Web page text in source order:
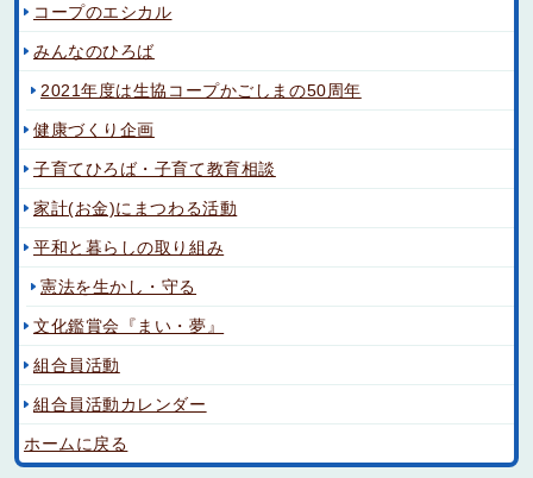
コープのエシカル
みんなのひろば
2021年度は生協コープかごしまの50周年
健康づくり企画
子育てひろば・子育て教育相談
家計(お金)にまつわる活動
平和と暮らしの取り組み
憲法を生かし・守る
文化鑑賞会『まい・夢』
組合員活動
組合員活動カレンダー
ホームに戻る